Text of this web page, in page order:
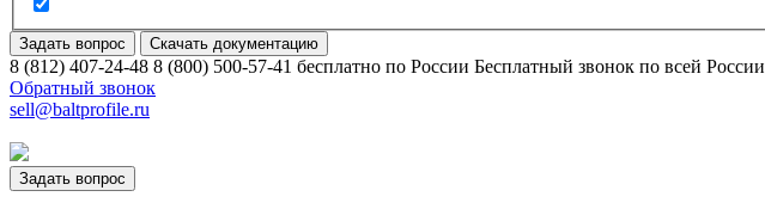
Задать вопрос Скачать документацию
8 (812) 407-24-48 8 (800) 500-57-41 бесплатно по России Бесплатный звонок по всей России
Обратный звонок
sell@baltprofile.ru
Задать вопрос